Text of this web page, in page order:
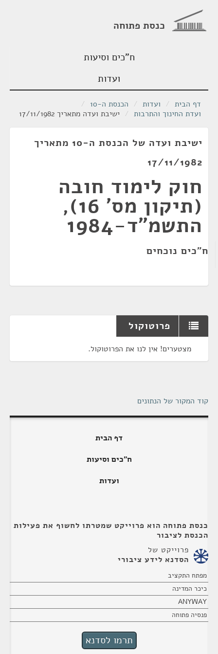
כנסת פתוחה
ח"כים וסיעות
ועדות
דף הבית / ועדות / הכנסת ה-10
/
ועדת החינוך והתרבות / ישיבת ועדה מתאריך 17/11/1982
ישיבת ועדה של הכנסת ה-10 מתאריך
17/11/1982
חוק לימוד חובה
(תיקון מס' 16),
התשמ"ד-1984
ח"כים נוכחים
פרוטוקול
מצטערים! אין לנו את הפרוטוקול.
קוד המקור של הנתונים
דף הבית
ח"כים וסיעות
ועדות
כנסת פתוחה הוא פרוייקט שמטרתו לחשוף את פעילות
הכנסת לציבור
פרוייקט של
הסדנא לידע ציבורי
מפתח התקציב
כיכר המדינה
ANYWAY
פנסיה פתוחה